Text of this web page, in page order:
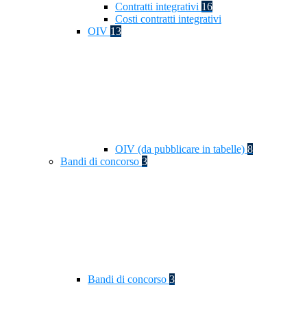
Contratti integrativi 16
Costi contratti integrativi
OIV 13
OIV (da pubblicare in tabelle) 8
Bandi di concorso 3
Bandi di concorso 3